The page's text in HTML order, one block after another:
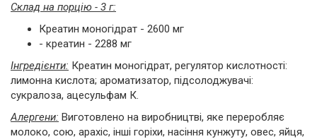
Склад на порцію - 3 г:
Креатин моногідрат - 2600 мг
- креатин - 2288 мг
Інгредієнти: Креатин моногідрат, регулятор кислотності:
лимонна кислота; ароматизатор, підсолоджувачі:
сукралоза, ацесульфам К.
Алергени: Виготовлено на виробництві, яке переробляє
молоко, сою, арахіс, інші горіхи, насіння кунжуту, овес, яйця,